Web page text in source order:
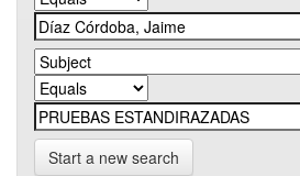
Start a new search